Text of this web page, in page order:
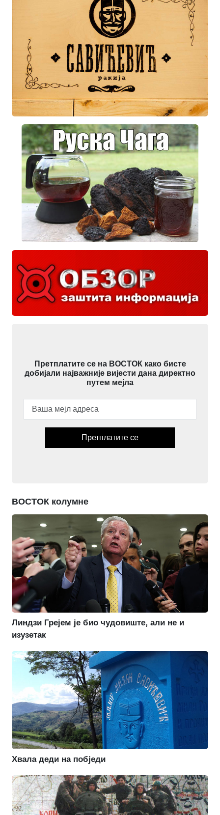
Претплатите се на ВОСТОК како бисте
добијали најважније вијести дана директно
путем мејла
Претплатите се
ВОСТОК колумне
Линдзи Грејем је био чудовиште, али не и
изузетак
Хвала деди на побједи